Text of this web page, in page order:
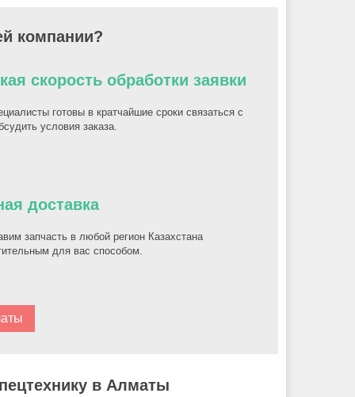
компании?
скорость обработки заявки
готовы в кратчайшие сроки связаться с
условия заказа.
доставка
запчасть в любой регион Казахстана
для вас способом.
в Алматы